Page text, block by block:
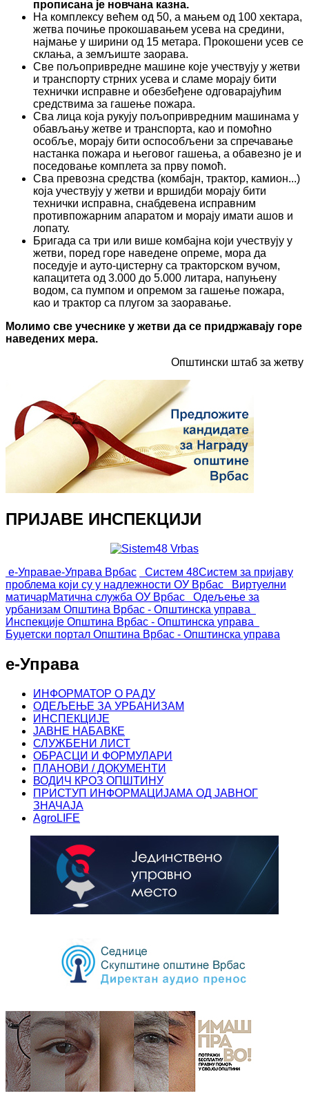
прописана је новчана казна.
На комплексу већем од 50, а мањем од 100 хектара,
жетва почиње прокошавањем усева на средини,
најмање у ширини од 15 метара. Прокошени усев се
склања, а земљиште заорава.
Све пољопривредне машине које учествују у жетви
и транспорту стрних усева и сламе морају бити
технички исправне и обезбеђене одговарајућим
средствима за гашење пожара.
Сва лица која рукују пољопривредним машинама у
обављању жетве и транспорта, као и помоћно
особље, морају бити оспособљени за спречавање
настанка пожара и његовог гашења, а обавезно је и
поседовање комплета за прву помоћ.
Сва превозна средства (комбајн, трактор, камион...)
која учествују у жетви и вршидби морају бити
технички исправна, снабдевена исправним
противпожарним апаратом и морају имати ашов и
лопату.
Бригада са три или више комбајна који учествују у
жетви, поред горе наведене опреме, мора да
поседује и ауто-цистерну са тракторском вучом,
капацитета од 3.000 до 5.000 литара, напуњену
водом, са пумпом и опремом за гашење пожара,
као и трактор са плугом за заоравање.
Молимо све учеснике у жетви да се придржавају горе
наведених мера.
Општински штаб за жетву
ПРИЈАВЕ ИНСПЕКЦИЈИ
е-Управае-Управа Врбас Систем 48Систем за пријаву
проблема који су у надлежности ОУ Врбас
Виртуелни
матичарМатична служба ОУ Врбас
Одељење за
урбанизам Општина Врбас - Општинска управа
Инспекције Општина Врбас - Општинска управа
Буџетски портал Општина Врбас - Општинска управа
е-Управа
ИНФОРМАТОР О РАДУ
ОДЕЉЕЊЕ ЗА УРБАНИЗАМ
ИНСПЕКЦИЈЕ
ЈАВНЕ НАБАВКЕ
СЛУЖБЕНИ ЛИСТ
ОБРАСЦИ И ФОРМУЛАРИ
ПЛАНОВИ / ДОКУМЕНТИ
ВОДИЧ КРОЗ ОПШТИНУ
ПРИСТУП ИНФОРМАЦИЈАМА ОД ЈАВНОГ
ЗНАЧАЈА
AgroLIFE